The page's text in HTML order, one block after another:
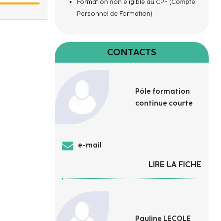
Formation non éligible au CPF (Compte
Personnel de Formation)
CONTACTS
Pôle formation
continue courte
e-mail
LIRE LA FICHE
Pauline LECOLE